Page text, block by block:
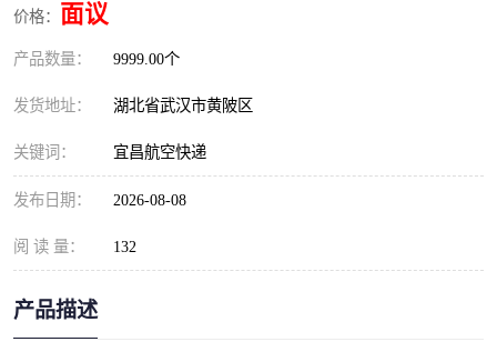
价格： 面议
产品数量： 9999.00个
发货地址： 湖北省武汉市黄陂区
关键词： 宜昌航空快递
发布日期： 2026-08-08
阅 读 量： 132
产品描述